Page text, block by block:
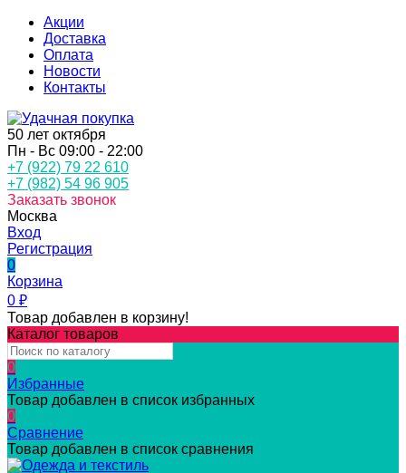
Акции
Доставка
Оплата
Новости
Контакты
50 лет октября
Пн - Вс 09:00 - 22:00
+7 (922) 79 22 610
+7 (982) 54 96 905
Заказать звонок
Москва
Вход
Регистрация
0
Корзина
0 ₽
Товар добавлен в корзину!
Каталог товаров
0
Избранные
Товар добавлен в список избранных
0
Сравнение
Товар добавлен в список сравнения